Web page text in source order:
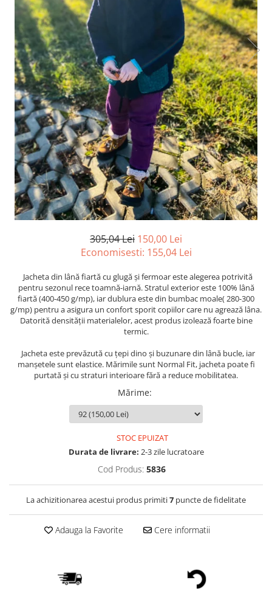
305,04 Lei 150,00 Lei
Economisesti: 155,04 Lei
Jacheta din lână fiartă cu glugă și fermoar este alegerea potrivită
pentru sezonul rece toamnă-iarnă. Stratul exterior este 100% lână
fiartă (400-450 g/mp), iar dublura este din bumbac moale( 280-300
g/mp) pentru a asigura un confort sporit copiilor care nu agrează lâna.
Datorită densității materialelor, acest produs izolează foarte bine
termic.
Jacheta este prevăzută cu țepi dino și buzunare din lână bucle, iar
manșetele sunt elastice. Mărimile sunt Normal Fit, jacheta poate fi
purtată și cu straturi interioare fără a reduce mobilitatea.
Mărime:
STOC EPUIZAT
Durata de livrare: 2-3 zile lucratoare
Cod Produs: 5836
La achizitionarea acestui produs primiti7 puncte de fidelitate
Adauga la Favorite Cere informatii